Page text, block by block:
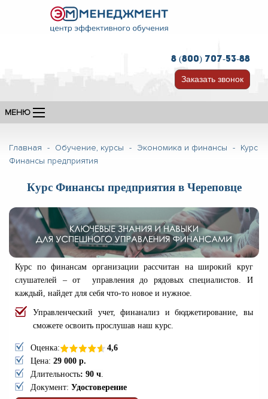
8 (800) 707-53-88
Заказать звонок
МЕНЮ
Главная - Обучение, курсы - Экономика и финансы - Курс
Финансы предприятия
Курс Финансы предприятия в Череповце
Курс по финансам организации рассчитан на широкий круг
слушателей – от управления до рядовых специалистов. И
каждый, найдет для себя что-то новое и нужное.
Управленческий учет, финанализ и бюджетирование, вы
сможете освоить прослушав наш курс.
Оценка:
4,6
Цена: 29 000 р.
Длительность: 90 ч.
Документ: Удостоверение